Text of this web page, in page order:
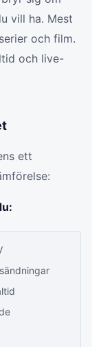
vill ha. Mest
och film.
och live-
ett